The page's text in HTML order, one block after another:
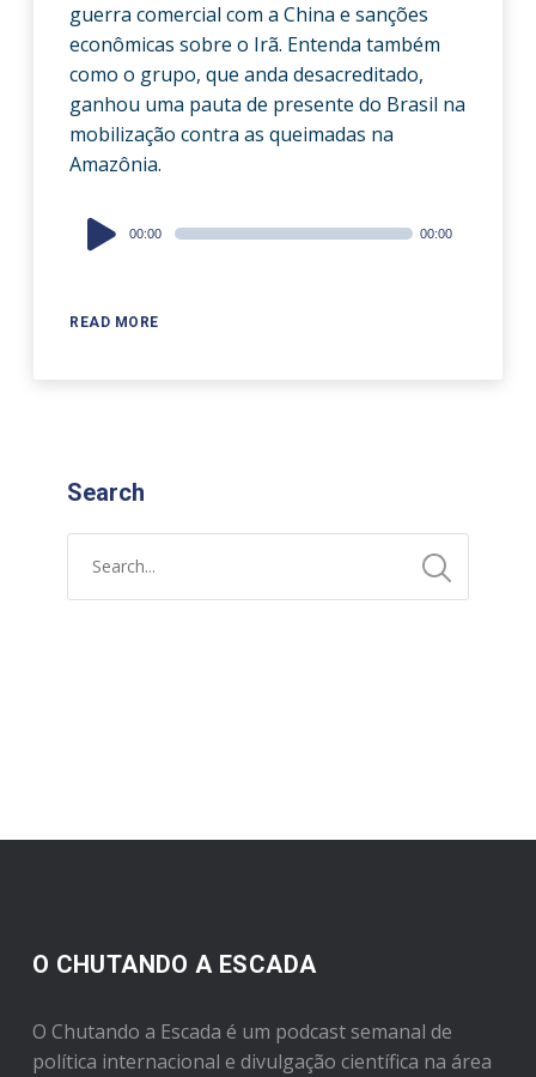
guerra comercial com a China e sanções
econômicas sobre o Irã. Entenda também
como o grupo, que anda desacreditado,
ganhou uma pauta de presente do Brasil na
mobilização contra as queimadas na
Amazônia.
READ MORE
Audio
Player
00:00 00:00
Search
O CHUTANDO A ESCADA
O Chutando a Escada é um podcast semanal de
política internacional e divulgação científica na área